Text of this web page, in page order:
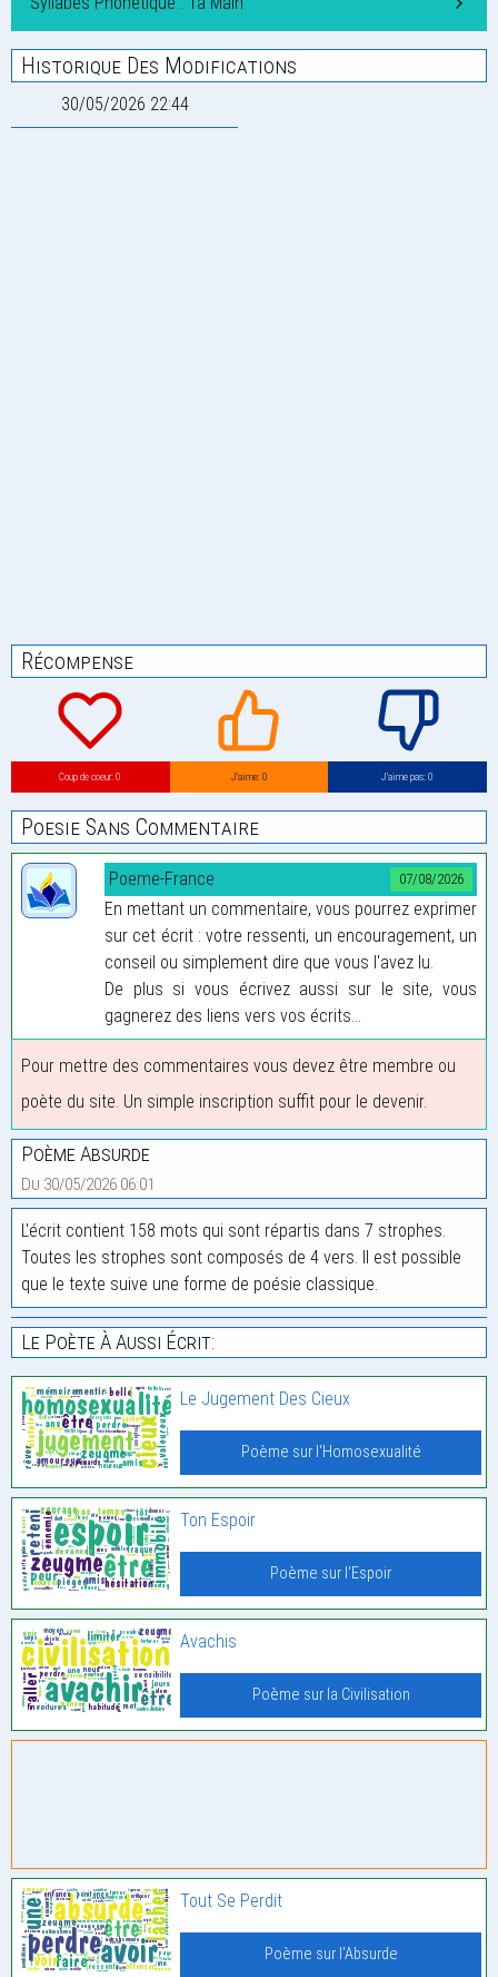
Historique Des Modifications
30/05/2026 22:44
Récompense
Coup de coeur: 0 J’aime: 0 J’aime pas: 0
Poesie Sans Commentaire
07/08/2026
Poeme-France
En mettant un commentaire, vous pourrez exprimer
sur cet écrit : votre ressenti, un encouragement, un
conseil ou simplement dire que vous l'avez lu.
De plus si vous écrivez aussi sur le site, vous
gagnerez des liens vers vos écrits...
Pour mettre des commentaires vous devez être membre ou
poète du site. Un simple inscription suffit pour le devenir.
Poème Absurde
Du 30/05/2026 06:01
L'écrit contient 158 mots qui sont répartis dans 7 strophes.
Toutes les strophes sont composés de 4 vers. Il est possible
que le texte suive une forme de poésie classique.
Le Poète À Aussi Écrit:
Le Jugement Des Cieux
Poème sur l'Homosexualité
Ton Espoir
Poème sur l'Espoir
Avachis
Poème sur la Civilisation
Tout Se Perdit
Poème sur l'Absurde